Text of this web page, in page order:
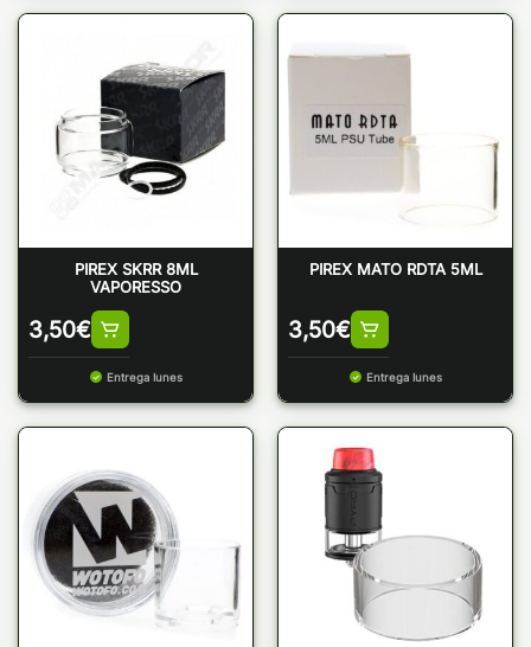
PIREX SKRR 8ML
VAPORESSO
3,50€
Entrega lunes
PIREX MATO RDTA 5ML
3,50€
Entrega lunes